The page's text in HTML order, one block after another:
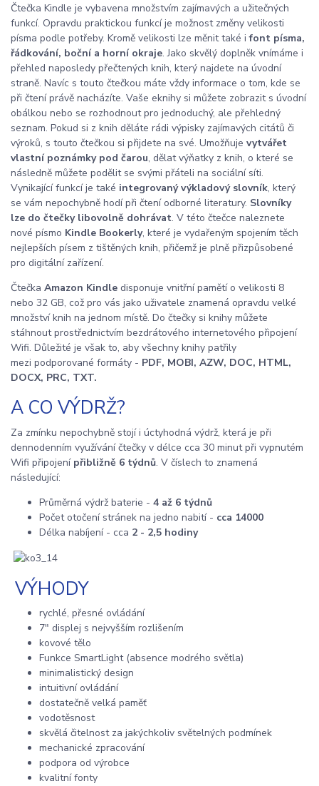
Čtečka Kindle je vybavena množstvím zajímavých a užitečných
funkcí. Opravdu praktickou funkcí je možnost změny velikosti
písma podle potřeby. Kromě velikosti lze měnit také ifont písma,
řádkování, boční a horní okraje. Jako skvělý doplněk vnímáme i
přehled naposledy přečtených knih, který najdete na úvodní
straně. Navíc s touto čtečkou máte vždy informace o tom, kde se
při čtení právě nacházíte. Vaše eknihy si můžete zobrazit s úvodní
obálkou nebo se rozhodnout pro jednoduchý, ale přehledný
seznam. Pokud si z knih děláte rádi výpisky zajímavých citátů či
výroků, s touto čtečkou si přijdete na své. Umožňuje vytvářet
vlastní poznámky pod čarou, dělat výňatky z knih, o které se
následně můžete podělit se svými přáteli na sociální síti.
Vynikající funkcí je také integrovaný výkladový slovník, který
se vám nepochybně hodí při čtení odborné literatury. Slovníky
lze do čtečky libovolně dohrávat. V této čtečce naleznete
nové písmo Kindle Bookerly, které je vydařeným spojením těch
nejlepších písem z tištěných knih, přičemž je plně přizpůsobené
pro digitální zařízení.
Čtečka Amazon Kindle disponuje vnitřní pamětí o velikosti 8
nebo 32 GB, což pro vás jako uživatele znamená opravdu velké
množství knih na jednom místě. Do čtečky si knihy můžete
stáhnout prostřednictvím bezdrátového internetového připojení
Wifi. Důležité je však to, aby všechny knihy patřily
mezi podporované formáty - PDF, MOBI, AZW, DOC, HTML,
DOCX, PRC, TXT.
A CO VÝDRŽ?
Za zmínku nepochybně stojí i úctyhodná výdrž, která je při
dennodenním využívání čtečky v délce cca 30 minut při vypnutém
Wifi připojení přibližně 6 týdnů. V číslech to znamená
následující:
Průměrná výdrž baterie - 4 až 6 týdnů
Počet otočení stránek na jedno nabití - cca 14000
Délka nabíjení - cca 2 - 2,5 hodiny
VÝHODY
rychlé, přesné ovládání
7" displej s nejvyšším rozlišením
kovové tělo
Funkce SmartLight (absence modrého světla)
minimalistický design
intuitivní ovládání
dostatečně velká paměť
vodotěsnost
skvělá čitelnost za jakýchkoliv světelných podmínek
mechanické zpracování
podpora od výrobce
kvalitní fonty